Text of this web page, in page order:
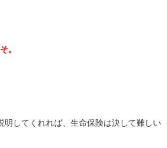
。
明してくれれば、生命保険は決して難しい